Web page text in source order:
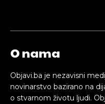
O nama
Objavi.ba je nezavisni
novinarstvo bazirano na
o stvarnom životu ljudi.